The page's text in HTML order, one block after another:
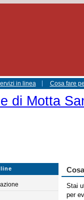
in linea Cosa fare
di Motta
Stai
per